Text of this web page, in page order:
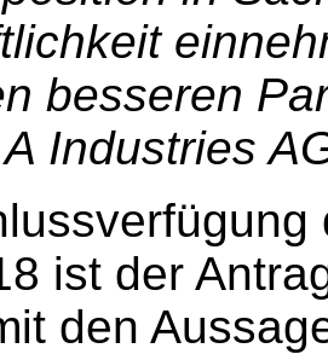
besseren
Industries
ist der
den